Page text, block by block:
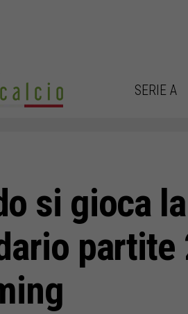
SERIE A
si gioca
partite